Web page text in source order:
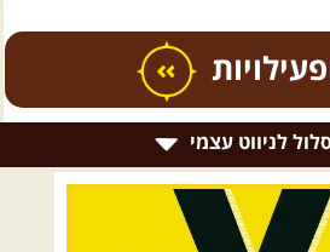
מודרכים בארץ .
לניווט עצמי